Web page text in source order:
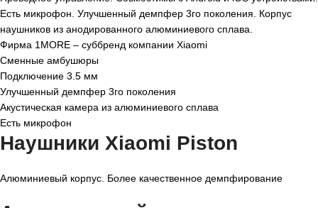
Есть микрофон. Улучшенный демпфер 3го поколения. Корпус
наушников из анодированного алюминиевого сплава.
Фирма 1MORE – суббренд компании Xiaomi
Сменные амбушюры
Подключение 3.5 мм
Улучшенный демпфер 3го поколения
Акустическая камера из алюминиевого сплава
Есть микрофон
Наушники Xiaomi Piston
Алюминиевый корпус. Более качественное демпфирование